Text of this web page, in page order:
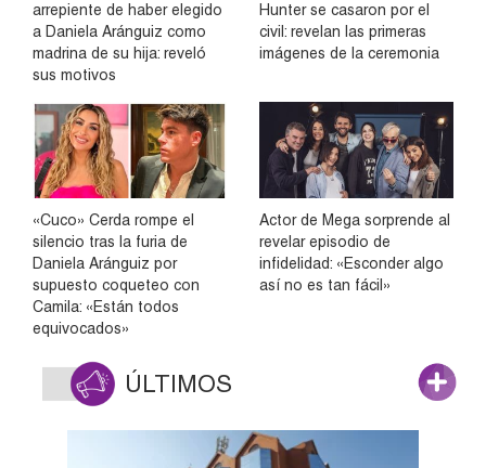
arrepiente de haber elegido
a Daniela Aránguiz como
madrina de su hija: reveló
sus motivos
Hunter se casaron por el
civil: revelan las primeras
imágenes de la ceremonia
«Cuco» Cerda rompe el
silencio tras la furia de
Daniela Aránguiz por
supuesto coqueteo con
Camila: «Están todos
equivocados»
Actor de Mega sorprende al
revelar episodio de
infidelidad: «Esconder algo
así no es tan fácil»
ÚLTIMOS